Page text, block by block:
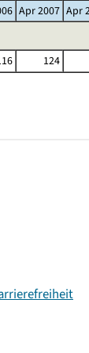
Apr 2007 Apr
124